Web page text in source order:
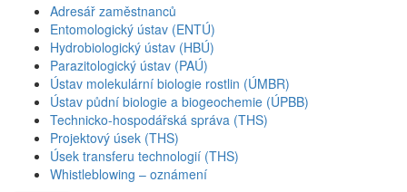
Adresář zaměstnanců
Entomologický ústav (ENTÚ)
Hydrobiologický ústav (HBÚ)
Parazitologický ústav (PAÚ)
Ústav molekulární biologie rostlin (ÚMBR)
Ústav půdní biologie a biogeochemie (ÚPBB)
Technicko-hospodářská správa (THS)
Projektový úsek (THS)
Úsek transferu technologií (THS)
Whistleblowing – oznámení